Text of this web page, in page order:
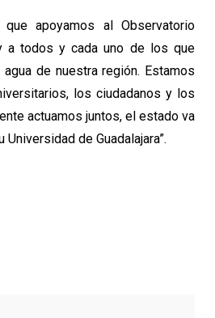
apoyamos al Observatorio
a todos y cada uno de los que
de nuestra región. Estamos
los ciudadanos y los
actuamos juntos, el estado va
Universidad de Guadalajara”.